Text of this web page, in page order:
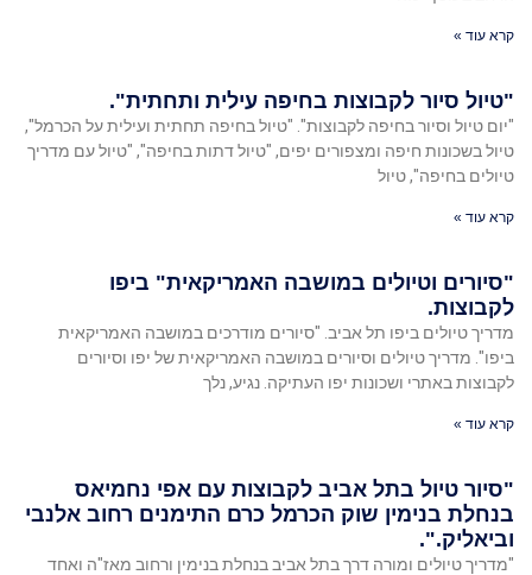
קרא עוד »
"טיול סיור לקבוצות בחיפה עילית ותחתית".
"יום טיול וסיור בחיפה לקבוצות". "טיול בחיפה תחתית ועילית על הכרמל",
טיול בשכונות חיפה ומצפורים יפים, "טיול דתות בחיפה", "טיול עם מדריך
טיולים בחיפה", טיול
קרא עוד »
"סיורים וטיולים במושבה האמריקאית" ביפו
לקבוצות.
מדריך טיולים ביפו תל אביב. "סיורים מודרכים במושבה האמריקאית
ביפו". מדריך טיולים וסיורים במושבה האמריקאית של יפו וסיורים
לקבוצות באתרי ושכונות יפו העתיקה. נגיע, נלך
קרא עוד »
"סיור טיול בתל אביב לקבוצות עם אפי נחמיאס
בנחלת בנימין שוק הכרמל כרם התימנים רחוב אלנבי
וביאליק.".
"מדריך טיולים ומורה דרך בתל אביב בנחלת בנימין ורחוב מאז"ה ואחד